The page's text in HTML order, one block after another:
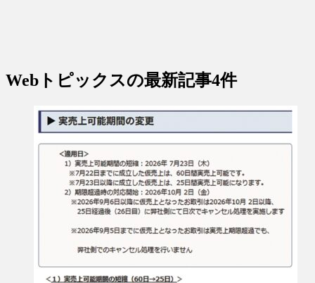
Webトピックスの最新記事4件